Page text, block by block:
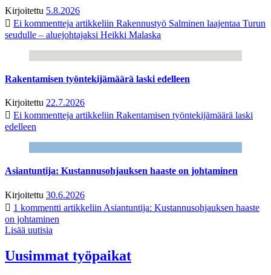
Kirjoitettu 5.8.2026
Ei kommentteja artikkeliin Rakennustyö Salminen laajentaa Turun
seudulle – aluejohtajaksi Heikki Malaska
Rakentamisen työntekijämäärä laski edelleen
Kirjoitettu 22.7.2026
Ei kommentteja artikkeliin Rakentamisen työntekijämäärä laski
edelleen
Asiantuntija: Kustannusohjauksen haaste on johtaminen
Kirjoitettu 30.6.2026
1 kommentti artikkeliin Asiantuntija: Kustannusohjauksen haaste
on johtaminen
Lisää uutisia
Uusimmat työpaikat